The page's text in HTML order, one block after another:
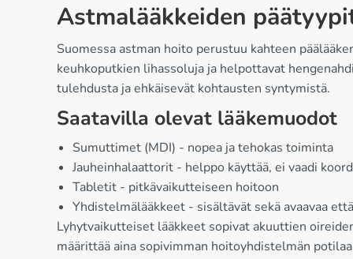
Astmalääkkeiden
Suomessa astman hoito perustuu kahteen
keuhkoputkien lihassoluja ja helpottavat
tulehdusta ja ehkäisevät kohtausten syntymistä.
Saatavilla olevat lääkemuodot
Sumuttimet (MDI) - nopea ja tehokas toiminta
Jauheinhalaattorit - helppo käyttää, ei vaadi
Tabletit - pitkävaikutteiseen hoitoon
Yhdistelmälääkkeet - sisältävät sekä avaavaa
Lyhytvaikutteiset lääkkeet sopivat akuuttien
määrittää aina sopivimman hoitoyhdistelmän